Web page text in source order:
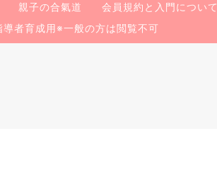
親子の合氣道 会員規約と入門について
導者育成用※一般の方は閲覧不可